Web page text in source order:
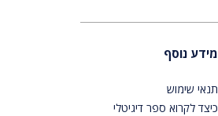
מידע נוסף
תנאי שימוש
כיצד לקרוא ספר דיגיטלי